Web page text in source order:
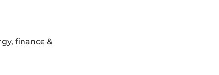
finance &